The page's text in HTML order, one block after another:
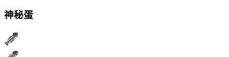
神秘蛋